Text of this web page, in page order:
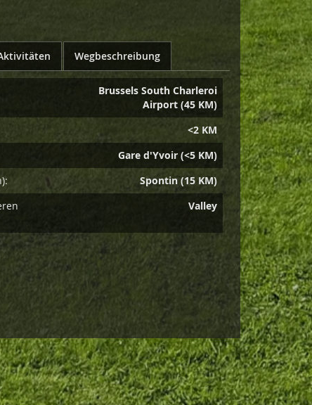
Wegbeschreibung
Brussels South Charleroi
Airport (45 KM)
<2 KM
Gare d'Yvoir (<5 KM)
Spontin (15 KM)
Valley